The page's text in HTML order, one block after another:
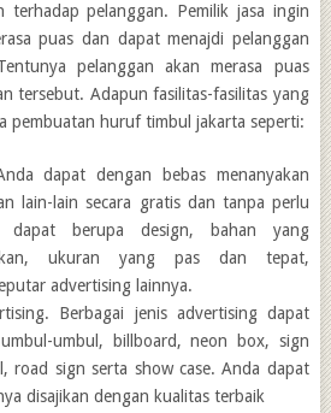
terhadap pelanggan. Pemilik jasa ingin
puas dan dapat menajdi pelanggan
pelanggan akan merasa puas
tersebut. Adapun fasilitas-fasilitas yang
pembuatan huruf timbul jakarta seperti:
dapat dengan bebas menanyakan
lain-lain secara gratis dan tanpa perlu
dapat berupa design, bahan yang
ukuran yang pas dan tepat,
advertising lainnya.
Berbagai jenis advertising dapat
umbul, billboard, neon box, sign
road sign serta show case. Anda dapat
disajikan dengan kualitas terbaik